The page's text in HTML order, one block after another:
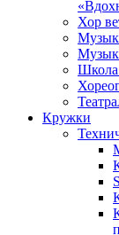
Хор
Школа
Кружки